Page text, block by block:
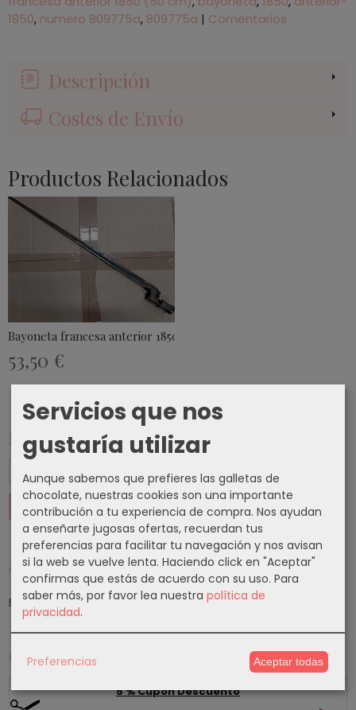
Marcas
Tu Carrito (0)
El carrito de la compra está vacío
Cupones
5 % Cupon Descuento
1850 numero 809775a 809775a | Comentarios
Descripción
Costes de Envío
Productos Relacionados
Bayoneta francesa anterior 1850 (50...
53,50 €
Servicios que nos
gustaría utilizar
Aunque sabemos que prefieres las galletas de
chocolate, nuestras cookies son una importante
contribución a tu experiencia de compra. Nos ayudan
a enseñarte jugosas ofertas, recuerdan tus
preferencias para facilitar tu navegación y nos avisan
si la web se vuelve lenta. Haciendo click en "Aceptar"
confirmas que estás de acuerdo con su uso. Para
saber más, por favor lea nuestra política de
privacidad.
Preferencias Aceptar todas